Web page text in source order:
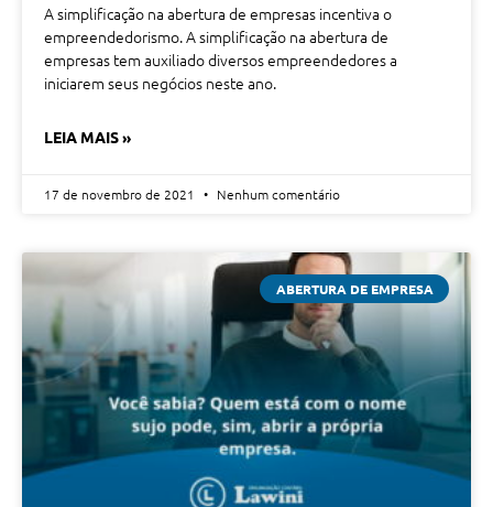
A simplificação na abertura de empresas incentiva o
empreendedorismo. A simplificação na abertura de
empresas tem auxiliado diversos empreendedores a
iniciarem seus negócios neste ano.
LEIA MAIS »
17 de novembro de 2021 Nenhum comentário
ABERTURA DE EMPRESA